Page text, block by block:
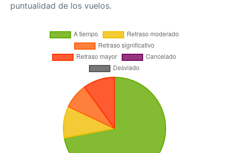
puntualidad de los vuelos.